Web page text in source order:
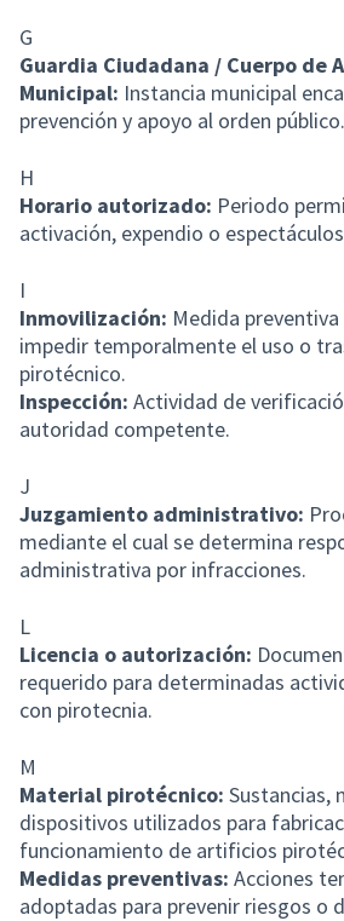
G
Guardia Ciudadana / Cuerpo de
Municipal: Instancia municipal
prevención y apoyo al orden público.
H
Horario autorizado: Periodo
activación, expendio o
I
Inmovilización: Medida
impedir temporalmente el uso o
pirotécnico.
Inspección: Actividad de
autoridad competente.
J
Juzgamiento administrativo:
mediante el cual se determina
administrativa por infracciones.
L
Licencia o autorización:
requerido para determinadas
con pirotecnia.
M
Material pirotécnico: Sustancias,
dispositivos utilizados para
funcionamiento de artificios
Medidas preventivas: Acciones
adoptadas para prevenir riesgos o